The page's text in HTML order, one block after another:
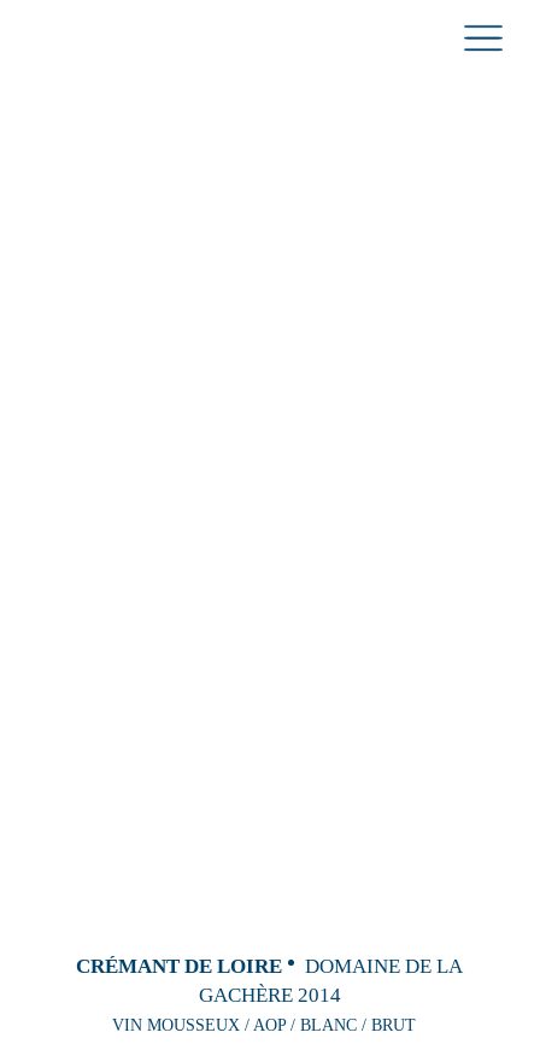
CRÉMANT DE LOIRE
DOMAINE DE LA
GACHÈRE 2014
VIN MOUSSEUX / AOP / BLANC / BRUT